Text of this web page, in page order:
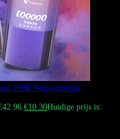
100K Wegwerpvape
€10.30Huidige prijs is: